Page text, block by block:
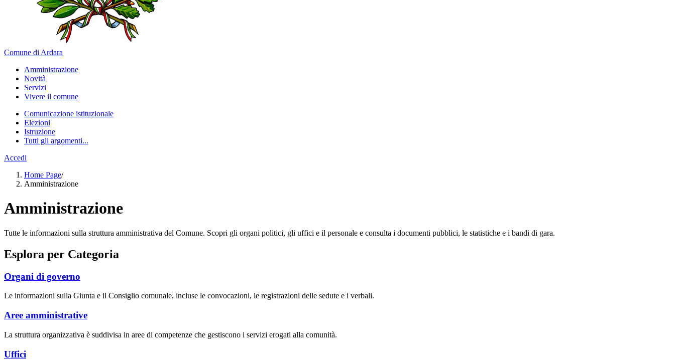
Comune di Ardara
Amministrazione
Novità
Servizi
Vivere il comune
Comunicazione istituzionale
Elezioni
Istruzione
Tutti gli argomenti...
Accedi
Home Page/
Amministrazione
Amministrazione
Tutte le informazioni sulla struttura amministrativa del Comune. Scopri gli organi politici, gli uffici e il personale e consulta i documenti pubblici, le statistiche e i bandi di gara.
Esplora per Categoria
Organi di governo
Le informazioni sulla Giunta e il Consiglio comunale, incluse le convocazioni, le registrazioni delle sedute e i verbali.
Aree amministrative
La struttura organizzativa è suddivisa in aree di competenze che gestiscono i servizi erogati alla comunità.
Uffici